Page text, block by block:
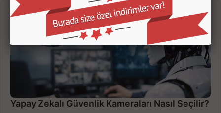
Yapay Zekalı Güvenlik Kameraları Nasıl Seçilir?